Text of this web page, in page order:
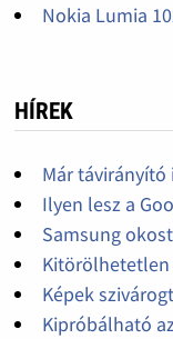
Nokia Lumia
HÍREK
Már távirányító
Ilyen lesz a
Samsung
Képek
Kipróbálható